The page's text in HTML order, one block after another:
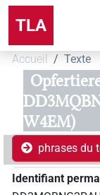
TLA
Accueil Texte
W4EM)
phrases du
Identifiant